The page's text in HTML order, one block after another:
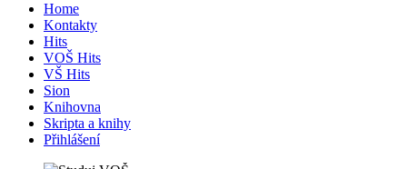
Home
Kontakty
Hits
VOŠ Hits
VŠ Hits
Sion
Knihovna
Skripta a knihy
Přihlášení